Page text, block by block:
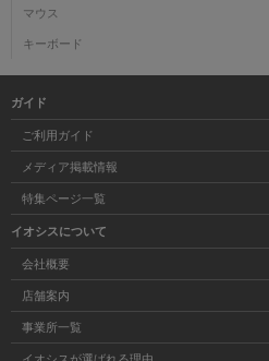
マウス
キーボード
ガイド
ご利用ガイド
メディア掲載情報
特集ページ一覧
イオシスについて
会社概要
店舗案内
事業所一覧